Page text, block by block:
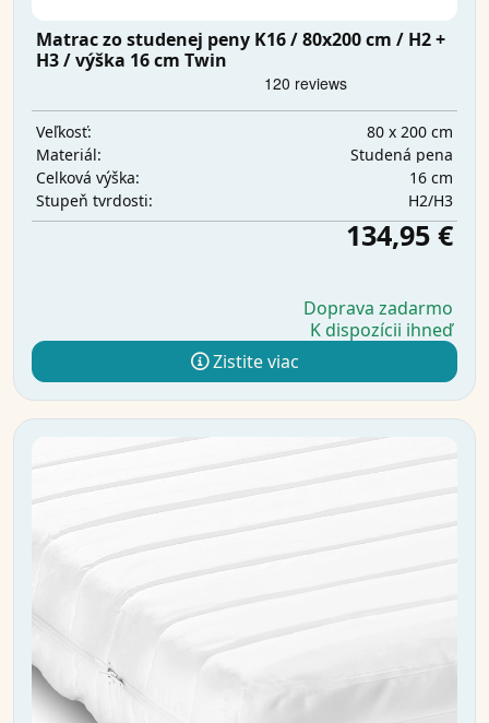
Matrac zo studenej peny K16 / 80x200 cm / H2 +
H3 / výška 16 cm Twin
Veľkosť:
80 x 200 cm
Materiál:
Studená pena
Celková výška:
16 cm
Stupeň tvrdosti:
H2/H3
134,95 €
Doprava zadarmo
K dispozícii ihneď
Zistite viac